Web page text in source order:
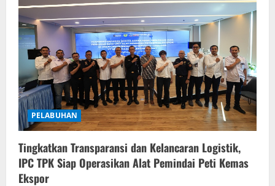
PELABUHAN
Tingkatkan Transparansi dan Kelancaran Logistik,
IPC TPK Siap Operasikan Alat Pemindai Peti Kemas
Ekspor